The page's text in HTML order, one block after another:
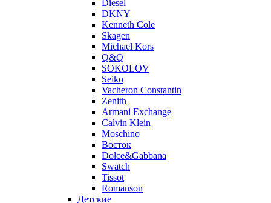
Diesel
DKNY
Kenneth Cole
Skagen
Michael Kors
Q&Q
SOKOLOV
Seiko
Vacheron Constantin
Zenith
Armani Exchange
Calvin Klein
Moschino
Восток
Dolce&Gabbana
Swatch
Tissot
Romanson
Детские